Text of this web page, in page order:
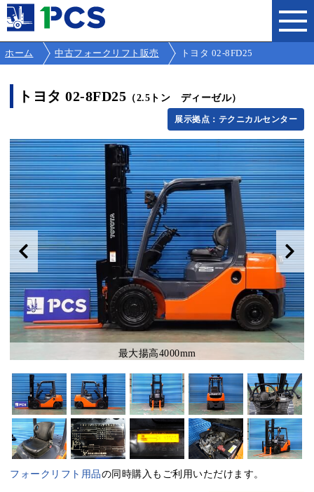
ホーム 中古フォークリフト販売 トヨタ 02-8FD25
トヨタ 02-8FD25 （2.5トン ディーゼル）
展示拠点：テクニカルセンター
最大揚高4000mm
フォークリフト用品の同時購入もご利用いただけます。